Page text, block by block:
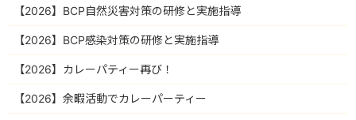
【2026】BCP自然災害対策の研修と実施指導
【2026】BCP感染対策の研修と実施指導
【2026】カレーパティー再び！
【2026】余暇活動でカレーパーティー